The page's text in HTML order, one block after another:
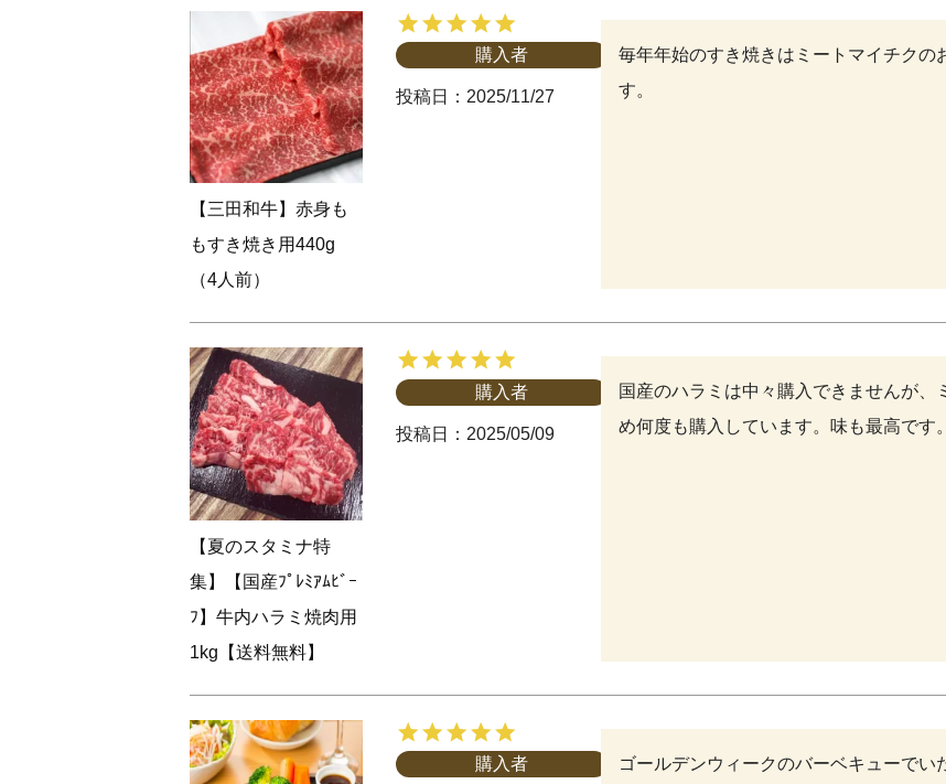
【三田和牛】赤身も
もすき焼き用440g
（4人前）
購入者
投稿日 2025/11/27
毎年年始のすき焼きはミートマイチク
す。
【夏のスタミナ特
集】【国産ﾌﾟﾚﾐｱﾑﾋﾞｰ
ﾌ】牛内ハラミ焼肉用
1kg【送料無料】
購入者
投稿日 2025/05/09
国産のハラミは中々購入できませんが
め何度も購入しています。味も最高です。
購入者 ゴールデンウィークのバーベキューで